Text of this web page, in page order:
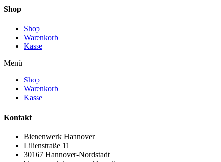
Shop
Shop
Warenkorb
Kasse
Menü
Shop
Warenkorb
Kasse
Kontakt
Bienenwerk Hannover
Lilienstraße 11
30167 Hannover-Nordstadt